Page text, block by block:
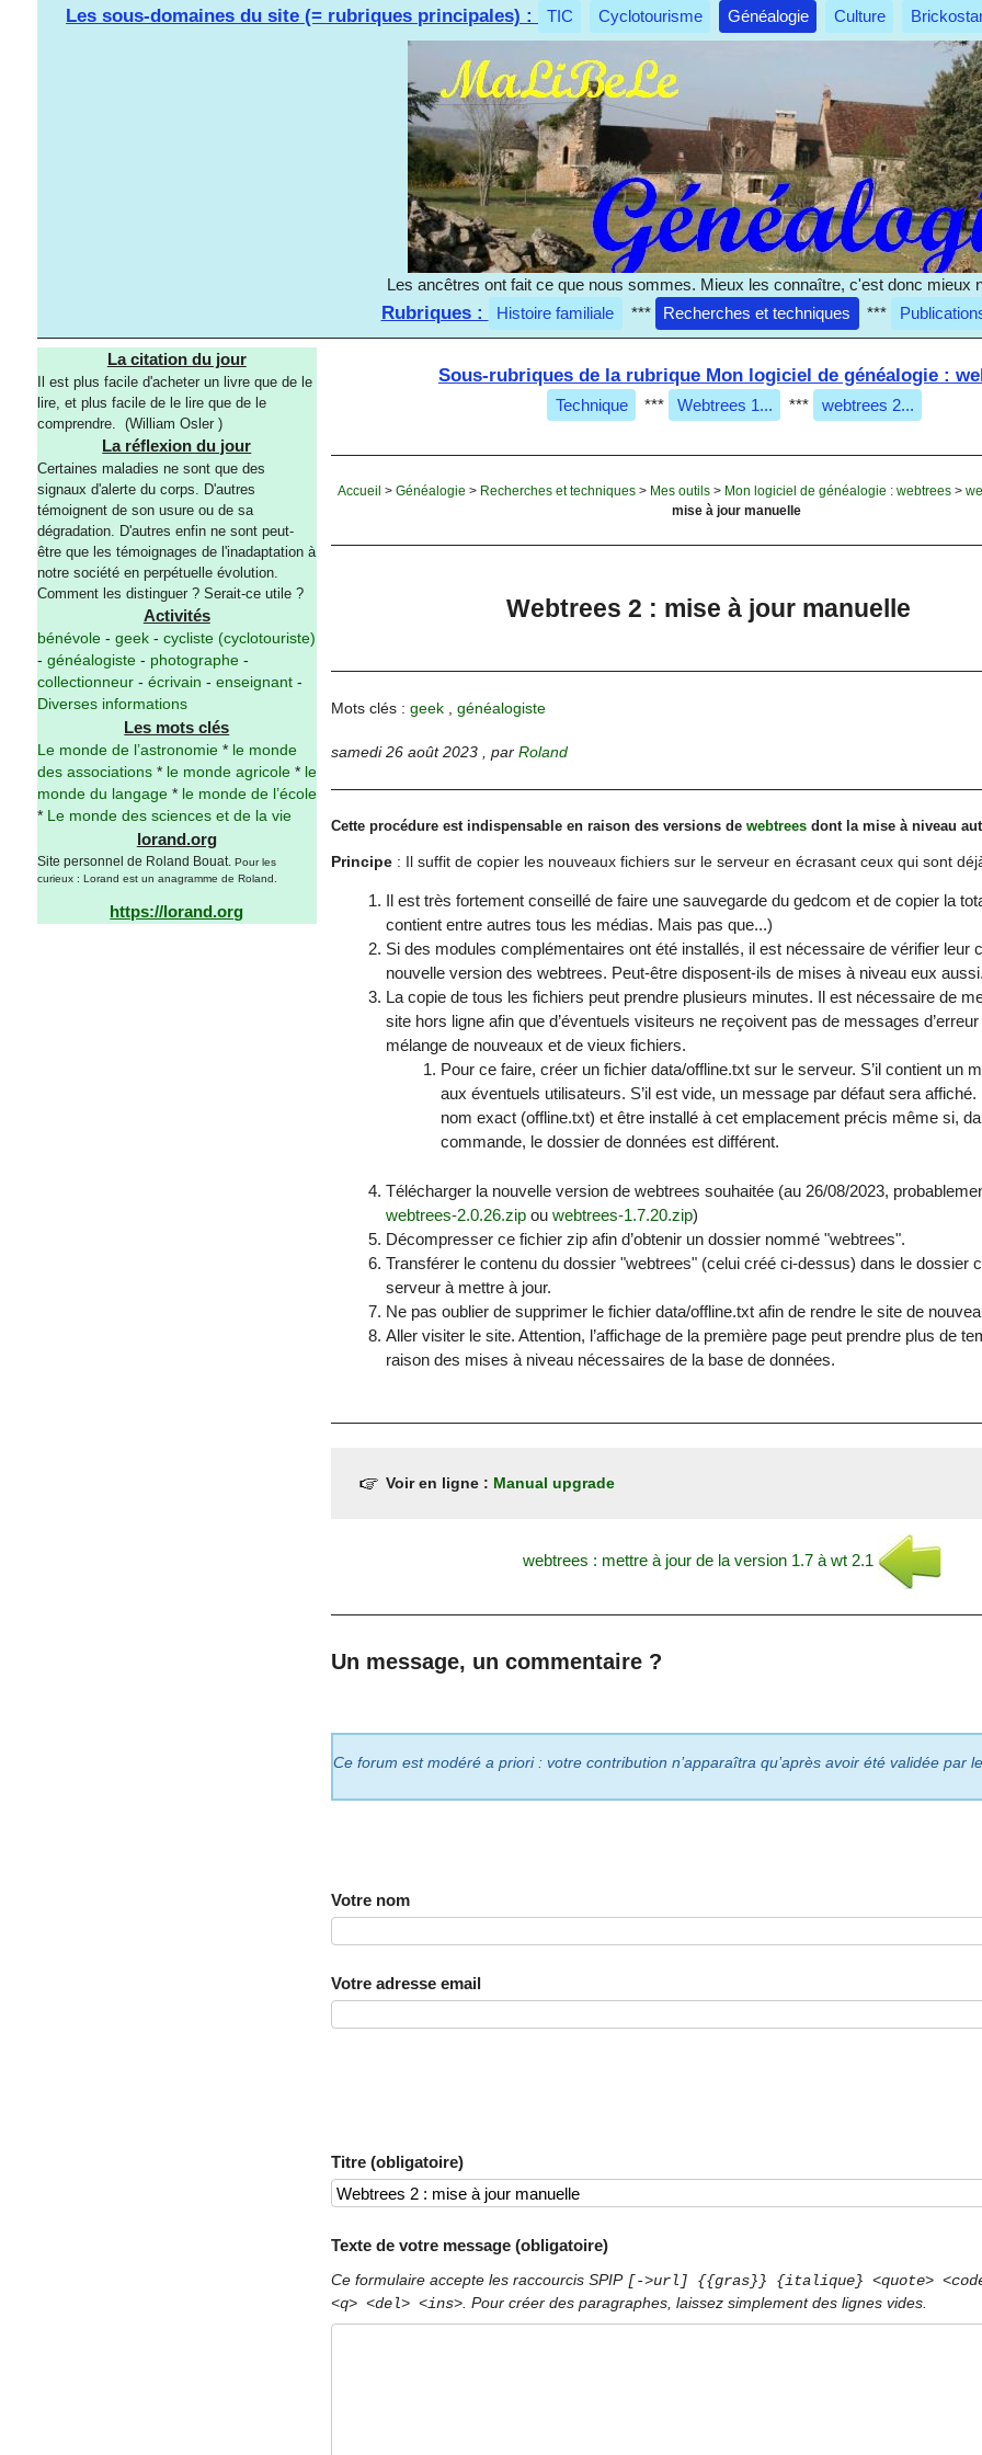
Les sous-domaines du site (= rubriques principales) : TIC Cyclotourisme Généalogie Culture
Les ancêtres ont fait ce que nous sommes. Mieux les connaître, c'est donc mieux
Rubriques : Histoire familiale *** Recherches et techniques ***
La citation du jour
Il est plus facile d'acheter un livre que de le
lire, et plus facile de le lire que de le
comprendre. (William Osler )
La réflexion du jour
Certaines maladies ne sont que des
signaux d'alerte du corps. D'autres
témoignent de son usure ou de sa
dégradation. D'autres enfin ne sont peut-
être que les témoignages de l'inadaptation à
notre société en perpétuelle évolution.
Comment les distinguer ? Serait-ce utile ?
Activités
bénévole- geek- cycliste (cyclotouriste)
- généalogiste- photographe-
collectionneur- écrivain - enseignant-
Diverses informations
Les mots clés
Le monde de l’astronomie* le monde
des associations* le monde agricole* le
monde du langage* le monde de l’école
*
Le monde des sciences et de la vie
lorand.org
Site personnel de Roland Bouat. Pour les
curieux : Lorand est un anagramme de Roland.
https://lorand.org
Sous-rubriques de la rubrique Mon logiciel de généalogie :
Technique *** Webtrees 1... *** webtrees 2...
Accueil >Généalogie > Recherches et techniques > Mes outils > Mon logiciel de généalogie : webtrees >
mise à jour manuelle
Webtrees 2 : mise à jour manuelle
Mots clés : geek, généalogiste
samedi 26 août 2023 , par Roland
Cette procédure est indispensable en raison des versions de webtreesdont la mise à niveau
Principe: Il suffit de copier les nouveaux fichiers sur le serveur en écrasant ceux qui sont
Il est très fortement conseillé de faire une sauvegarde du gedcom et de copier la
contient entre autres tous les médias. Mais pas que...)
Si des modules complémentaires ont été installés, il est nécessaire de vérifier leur
nouvelle version des webtrees. Peut-être disposent-ils de mises à niveau eux aussi.
La copie de tous les fichiers peut prendre plusieurs minutes. Il est nécessaire de
site hors ligne afin que d’éventuels visiteurs ne reçoivent pas de messages
mélange de nouveaux et de vieux fichiers.
Pour ce faire, créer un fichier data/offline.txt sur le serveur. S’il contient un
aux éventuels utilisateurs. S’il est vide, un message par défaut sera
nom exact (offline.txt) et être installé à cet emplacement précis même si,
commande, le dossier de données est différent.
Télécharger la nouvelle version de webtrees souhaitée (au 26/08/2023,
webtrees-2.0.26.zipou webtrees-1.7.20.zip)
Décompresser ce fichier zip afin d’obtenir un dossier nommé "webtrees".
Transférer le contenu du dossier "webtrees" (celui créé ci-dessus) dans le dossier
serveur à mettre à jour.
Ne pas oublier de supprimer le fichier data/offline.txt afin de rendre le site de
Aller visiter le site. Attention, l’affichage de la première page peut prendre plus de
raison des mises à niveau nécessaires de la base de données.
Voir en ligne : Manual upgrade
webtrees : mettre à jour de la version 1.7 à wt 2.1
Un message, un commentaire ?
Ce forum est modéré a priori : votre contribution n’apparaîtra qu’après avoir été validée par
Votre nom
Votre adresse email
Titre (obligatoire)
Texte de votre message (obligatoire)
Ce formulaire accepte les raccourcis SPIP [->url] {{gras}} {italique} <quote>
<q> <del> <ins>. Pour créer des paragraphes, laissez simplement des lignes vides.